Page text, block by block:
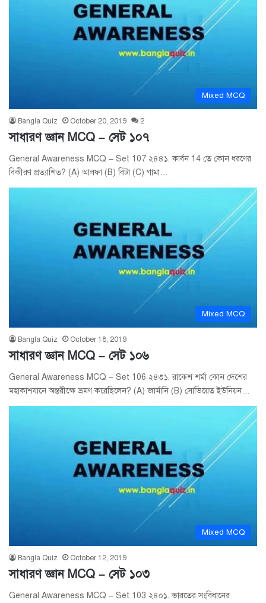
Mixed MCQ
Bangla Quiz October 20, 2019 2
সাধারণ জ্ঞান MCQ – সেট ১০৭
General Awareness MCQ – Set 107 ২৪৪১. কার্বন 14 তে কোন ধরণের
বিকীরণ প্রত্যাশিত? (A) আলফা (B) বিটা (C) গামা…
Mixed MCQ
Bangla Quiz October 18, 2019
সাধারণ জ্ঞান MCQ – সেট ১০৬
General Awareness MCQ – Set 106 ২৪৩১. রাকেশ শর্মা কোন দেশের
মহাকাশযানে অন্তরীক্ষে ভ্রমণ করেছিলেন? (A) জার্মানি (B) সোভিয়েত ইউনিয়ন…
Mixed MCQ
Bangla Quiz October 12, 2019
সাধারণ জ্ঞান MCQ – সেট ১০৩
General Awareness MCQ – Set 103 ২৪০১. ভারতের সংবিধানের